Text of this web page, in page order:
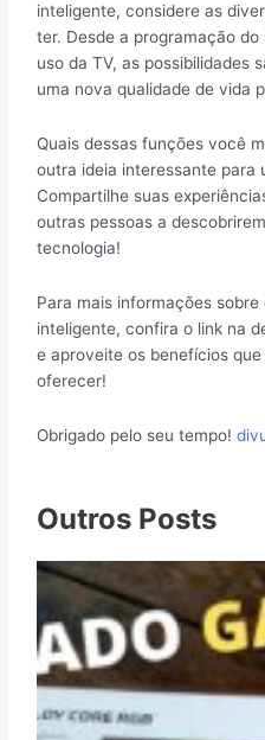
inteligente, considere as
ter. Desde a programação
uso da TV, as possibilidades
uma nova qualidade de vida
Quais dessas funções você
outra ideia interessante para
Compartilhe suas
outras pessoas a
tecnologia!
Para mais informações
inteligente, confira o link na
e aproveite os benefícios
oferecer!
Obrigado pelo seu tempo!
Outros Posts